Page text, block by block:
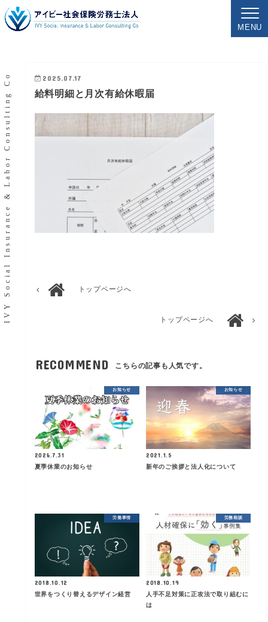
MENU
IVY Social Insurance & Labor Consulting Co 2025.07.17
給料明細と月次有給休暇届
トップページへ
トップページへ
RECOMMEND こちらの記事も人気です。
お知らせ
2026.7.31
夏季休業のお知らせ
お知らせ
2021.1.5
新年のご挨拶と法人化について
労働事情
2018.10.12
世界をつくり替えるデザイン経営
労務相談
2018.10.19
人手不足対策に正攻法で取り組むに
は